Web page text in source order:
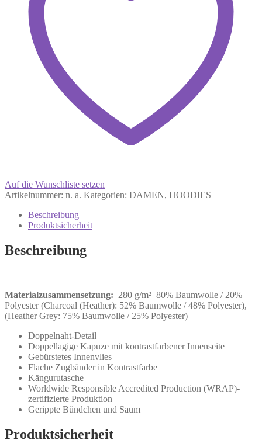
Auf die Wunschliste setzen
Artikelnummer: n. a. Kategorien: DAMEN, HOODIES
Beschreibung
Produktsicherheit
Beschreibung
Materialzusammensetzung: 280 g/m² 80% Baumwolle / 20%
Polyester (Charcoal (Heather): 52% Baumwolle / 48% Polyester),
(Heather Grey: 75% Baumwolle / 25% Polyester)
Doppelnaht-Detail
Doppellagige Kapuze mit kontrastfarbener Innenseite
Gebürstetes Innenvlies
Flache Zugbänder in Kontrastfarbe
Kängurutasche
Worldwide Responsible Accredited Production (WRAP)-
zertifizierte Produktion
Gerippte Bündchen und Saum
Produktsicherheit